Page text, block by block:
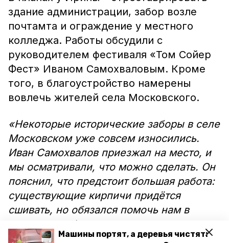
Машины портят, а деревья чистят:
здание администрации, забор возле
почтамта и ограждение у местного
колледжа. Работы обсудили с
руководителем фестиваля «Том Сойер
Фест» Иваном Самохваловым. Кроме
того, в благоустройство намерены
вовлечь жителей села Московского.
«Некоторые исторические заборы в селе
Московском уже совсем износились.
Иван Самохвалов приезжал на место, и
мы осматривали, что можно сделать. Он
пояснил, что предстоит большая работа:
существующие кирпичи придётся
сшивать, но обязался помочь нам в
этом», — добавила активистка.